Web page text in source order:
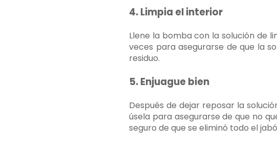
4. Limpia el interior
Llene la bomba con la solución de
veces para asegurarse de que la
residuo.
5. Enjuague bien
Después de dejar reposar la
úsela para asegurarse de que no
seguro de que se eliminó todo el